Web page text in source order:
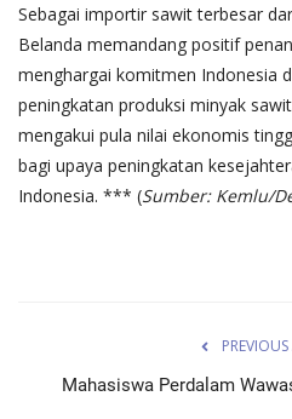
Sebagai importir sawit terbesar
Belanda memandang positif
menghargai komitmen Indonesia
peningkatan produksi minyak
mengakui pula nilai ekonomis
bagi upaya peningkatan
Indonesia. *** (Sumber: Kemlu/
Mahasiswa Perdalam